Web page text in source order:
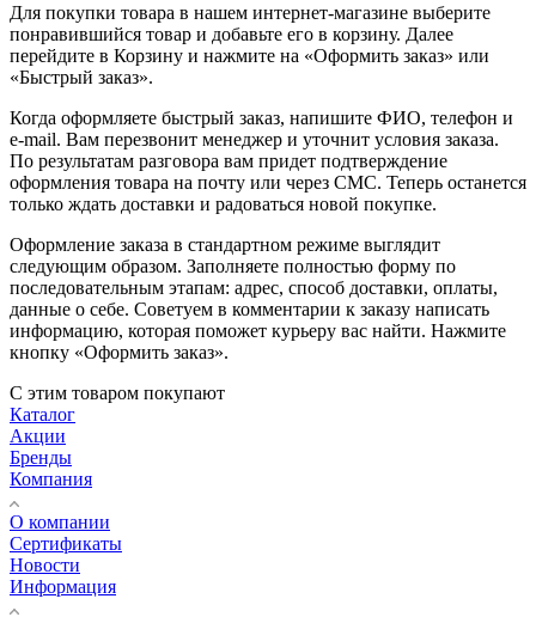
Для покупки товара в нашем интернет-магазине выберите
понравившийся товар и добавьте его в корзину. Далее
перейдите в Корзину и нажмите на «Оформить заказ» или
«Быстрый заказ».
Когда оформляете быстрый заказ, напишите ФИО, телефон и
e-mail. Вам перезвонит менеджер и уточнит условия заказа.
По результатам разговора вам придет подтверждение
оформления товара на почту или через СМС. Теперь останется
только ждать доставки и радоваться новой покупке.
Оформление заказа в стандартном режиме выглядит
следующим образом. Заполняете полностью форму по
последовательным этапам: адрес, способ доставки, оплаты,
данные о себе. Советуем в комментарии к заказу написать
информацию, которая поможет курьеру вас найти. Нажмите
кнопку «Оформить заказ».
С этим товаром покупают
Каталог
Акции
Бренды
Компания
О компании
Сертификаты
Новости
Информация